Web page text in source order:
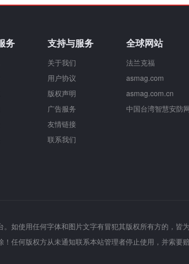
务 支持与服务
关于我们
用户协议
版权声明
广告服务
友情链接
联系我们
全球网站
法兰克福
asmag.com
asmag.com.cn
中国台湾智慧安防
如使用任何字体和图片文字有冒犯其版权所有方的，
任何版权方从未通知联系本站管理者停止使用，并索